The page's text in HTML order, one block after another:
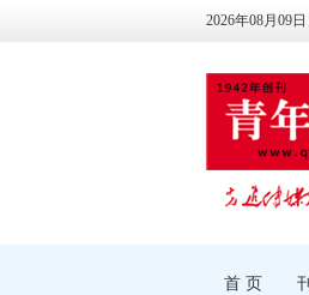
2026年08月09
首 页